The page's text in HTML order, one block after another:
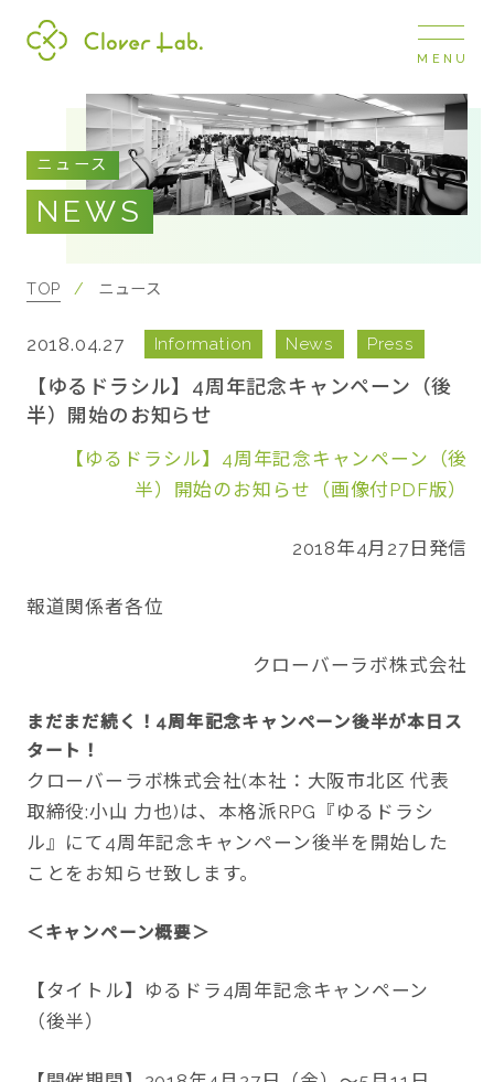
COMPANY
企業情報
ナビ
事業展開
RECRUIT
採用情報
NEWS
お知らせ
MENU
ニュース
NEWS
TOP ニュース
【ゆるドラシル】4周年記念キャンペーン（後
半）開始のお知らせ
2018.04.27 Information News Press
【ゆるドラシル】4周年記念キャンペーン（後
半）開始のお知らせ（画像付PDF版）
2018年4月27日発信
報道関係者各位
クローバーラボ株式会社
まだまだ続く！ 4周年記念キャンペーン後半が本日ス
タート！
クローバーラボ株式会社(本社：大阪市北区 代表
取締役:小山 力也)は、本格派RPG『ゆるドラシ
ル』にて4周年記念キャンペーン後半を開始した
ことをお知らせ致します。
＜キャンペーン概要＞
【タイトル】ゆるドラ4周年記念キャンペーン
（後半）